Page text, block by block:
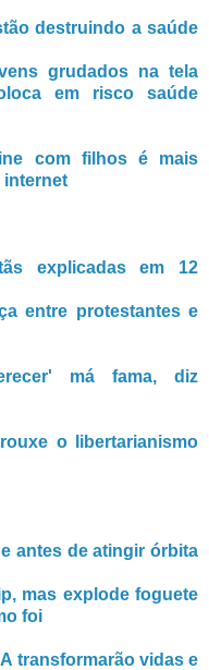
destruindo a saúde
grudados na tela
em risco saúde
com filhos é mais
internet
explicadas em 12
entre protestantes e
má fama, diz
o libertarianismo
antes de atingir órbita
mas explode foguete
foi
transformarão vidas e